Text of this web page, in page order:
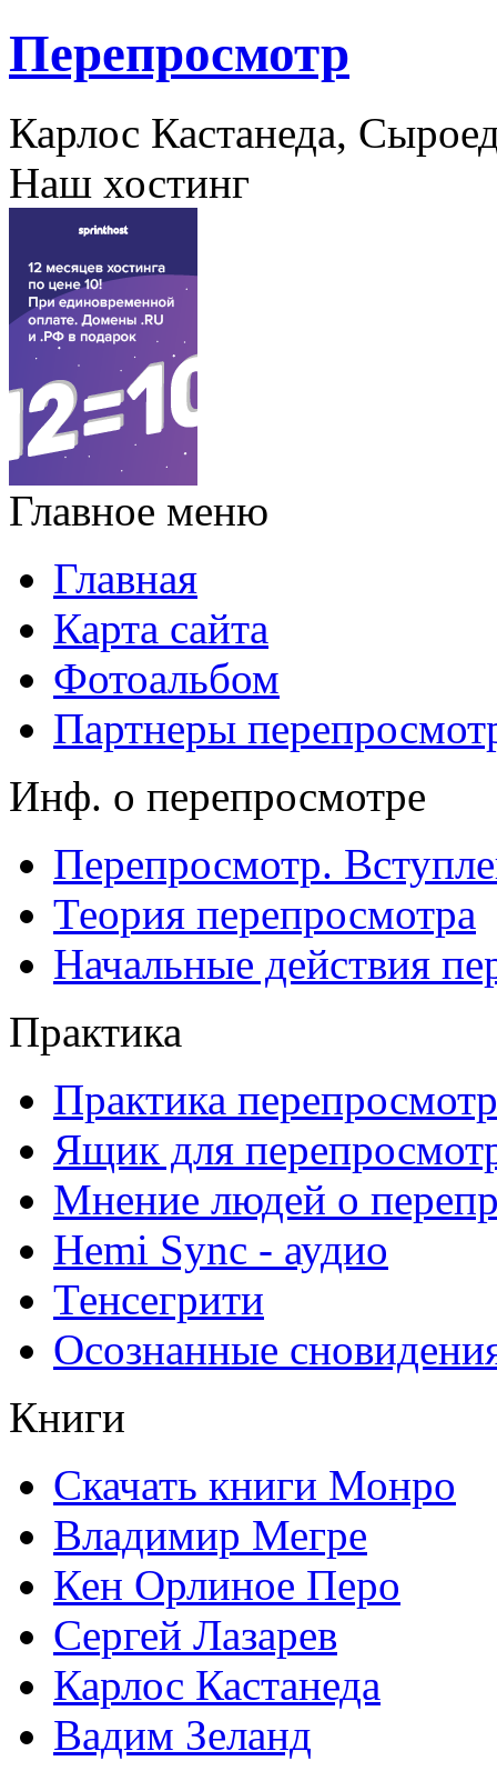
Перепросмотр
Карлос Кастанеда,
Наш хостинг
Главное меню
Главная
Карта сайта
Фотоальбом
Партнеры
Инф. о перепросмотре
Перепросмотр.
Теория перепросмотра
Начальные действия
Практика
Практика
Ящик для
Мнение людей о
Hemi Sync - аудио
Тенсегрити
Осознанные
Книги
Скачать книги Монро
Владимир Мегре
Кен Орлиное Перо
Сергей Лазарев
Карлос Кастанеда
Вадим Зеланд